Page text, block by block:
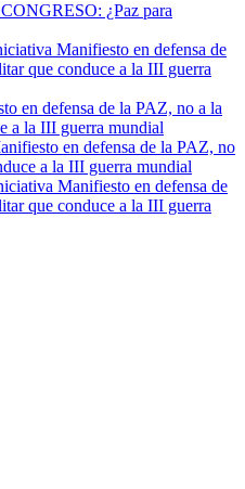
¿Paz para
Manifiesto en defensa de
que conduce a la III guerra
en defensa de la PAZ, no a la
a la III guerra mundial
en defensa de la PAZ, no
a la III guerra mundial
Manifiesto en defensa de
que conduce a la III guerra